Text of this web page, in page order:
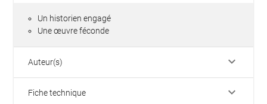
Un historien engagé
Une œuvre féconde
Auteur(s) keyboard_arrow_down
Fiche technique keyboard_arrow_down